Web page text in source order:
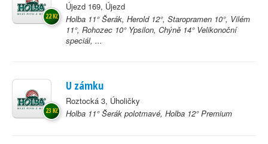
Újezd 169, Újezd
Holba 11° Šerák, Herold 12°, Staropramen 10°, Vilém
11°, Rohozec 10° Ypsilon, Chýně 14° Velikonoční
speciál, ...
22 Kč
U zámku
Roztocká 3, Úholičky
Holba 11° Šerák polotmavé, Holba 12° Premium
23 Kč